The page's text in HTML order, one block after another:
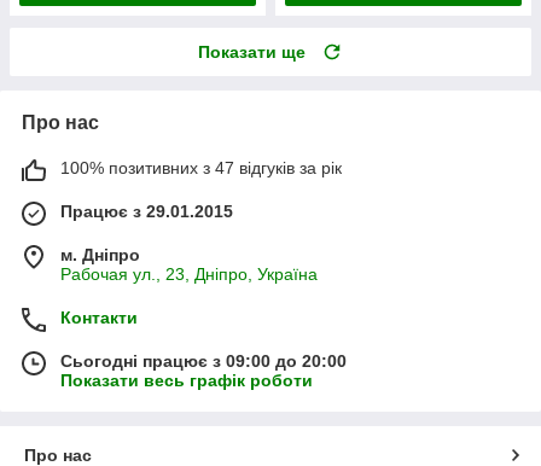
Показати ще
Про нас
100% позитивних з 47 відгуків за рік
Працює з 29.01.2015
м. Дніпро
Рабочая ул., 23, Дніпро, Україна
Контакти
Сьогодні працює з 09:00 до 20:00
Показати весь графік роботи
Про нас